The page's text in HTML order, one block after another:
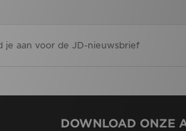
DOWNLOAD ONZE